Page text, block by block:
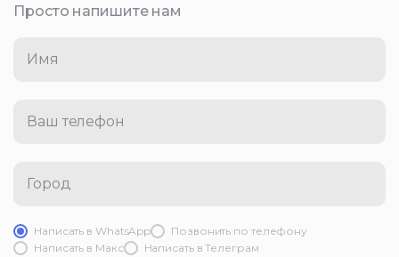
Просто напишите нам
Имя
Ваш телефон
Город
Написать в WhatsApp
Позвонить по телефону
Написать в Mакс
Написать в Телеграм